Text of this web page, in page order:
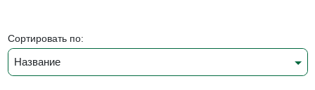
Сортировать по:
Название